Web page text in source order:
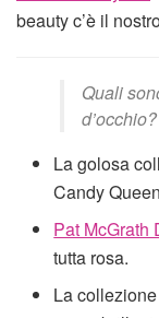
beauty c’è il
Quali
La golosa
Candy
Pat McGrath
tutta rosa.
La